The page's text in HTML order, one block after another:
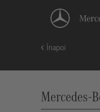
Înapoi
Mercedes-